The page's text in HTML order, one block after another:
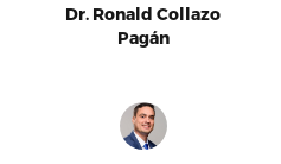
Dr. Ronald Collazo
Pagán